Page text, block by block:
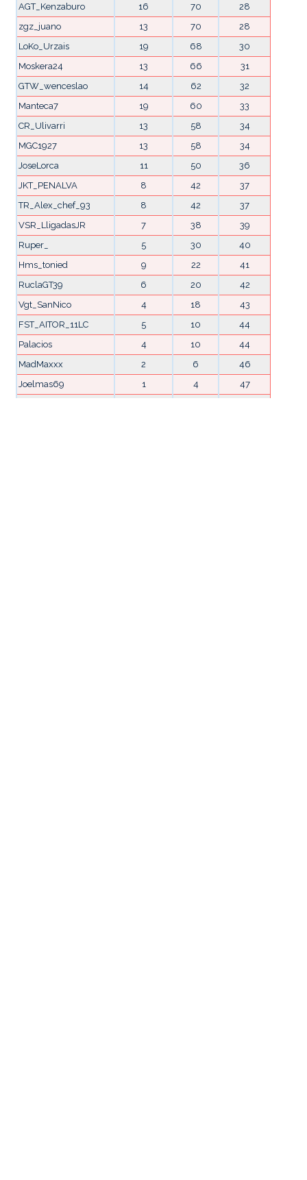
AGT_Kenzaburo
16 70
28
zgz_juano
13 70
28
LoKo_Urzais
19 68
30
Moskera24
13 66
31
GTW_wenceslao
14 62
32
Manteca7
19 60
33
CR_Ulivarri
13 58
34
MGC1927
13 58
34
JoseLorca
11 50
36
JKT_PENALVA
8 42
37
TR_Alex_chef_93
8 42
37
VSR_LligadasJR
7 38
39
Ruper_
5 30
40
Hms_tonied
9 22
41
RuclaGT39
6 20
42
Vgt_SanNico
4 18
43
FST_AITOR_11LC
5 10
44
Palacios
4 10
44
MadMaxxx
2 6
46
Joelmas69
1 4
47